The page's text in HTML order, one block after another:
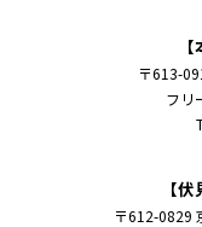
〒613-
フリ
【
〒612-0829